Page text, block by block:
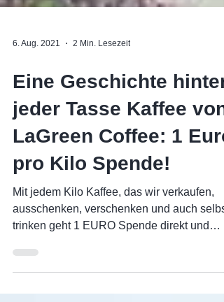
6. Aug. 2021 2 Min. Lesezeit
Eine Geschichte hinter
jeder Tasse Kaffee von
LaGreen Coffee: 1 Euro
pro Kilo Spende!
Mit jedem Kilo Kaffee, das wir verkaufen,